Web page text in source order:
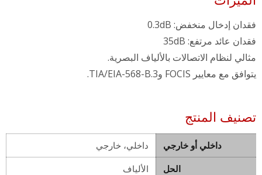
فقدان إدخال منخفض: 0.3dB
فقدان عائد مرتفع: 35dB
مثالي لنظام الاتصالات بالألياف البصرية.
يتوافق مع معايير FOCIS وTIA/EIA-568-B.3.
تصنيف المنتج
داخلي أو خارجي
داخلي، خارجي
الحل
الألياف